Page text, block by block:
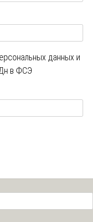
данных и
в ФСЭ